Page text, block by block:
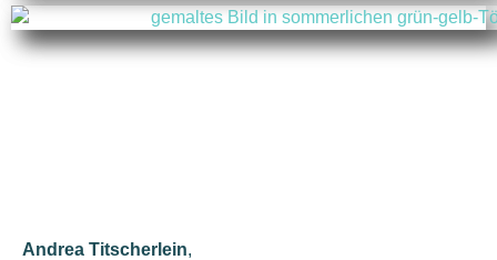
Andrea Titscherlein,